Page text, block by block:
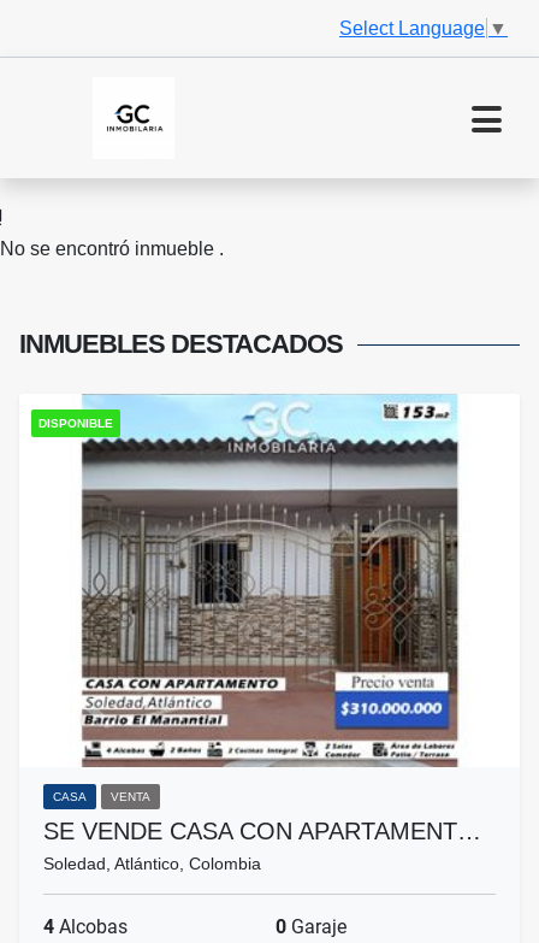
Select Language ▼
No se encontró inmueble .
INMUEBLES DESTACADOS
DISPONIBLE
CASA VENTA
SE VENDE CASA CON APARTAMENT…
Soledad, Atlántico, Colombia
4 Alcobas 0 Garaje